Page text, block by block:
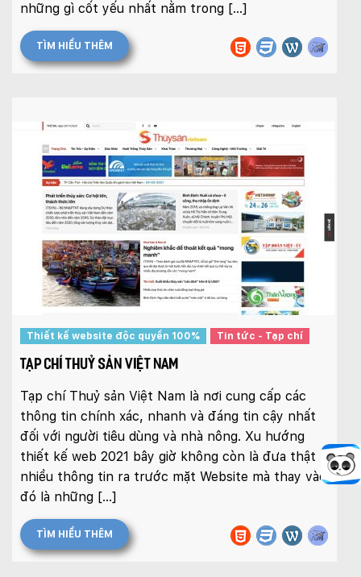
những gì cốt yếu nhất nằm trong […]
TÌM HIỂU THÊM
Thiết kế website độc quyền 100% Tin tức - Tạp chí
TẠP CHÍ THUỶ SẢN VIỆT NAM
Tạp chí Thuỷ sản Việt Nam là nơi cung cấp các
thông tin chính xác, nhanh và đáng tin cậy nhất
đối với người tiêu dùng và nhà nông. Xu hướng
thiết kế web 2021 bây giờ không còn là đưa thật
nhiều thông tin ra trước mặt Website mà thay vào
đó là những […]
TÌM HIỂU THÊM